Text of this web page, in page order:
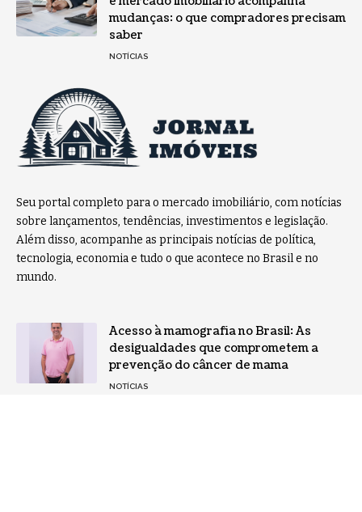
mudanças: o que compradores precisam
saber
NOTÍCIAS
Seu portal completo para o mercado imobiliário, com notícias
sobre lançamentos, tendências, investimentos e legislação.
Além disso, acompanhe as principais notícias de política,
tecnologia, economia e tudo o que acontece no Brasil e no
mundo.
Acesso à mamografia no Brasil: As
desigualdades que comprometem a
prevenção do câncer de mama
NOTÍCIAS